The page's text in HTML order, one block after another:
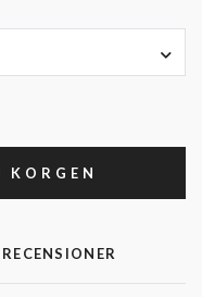
KORGEN
RECENSIONER